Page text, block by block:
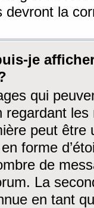
devront la
je
qui
regardant
peut être
forme
de
La
en tant